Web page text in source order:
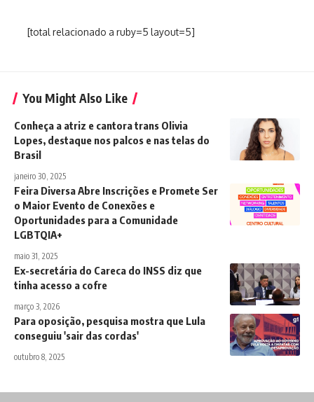
[total relacionado a ruby=5 layout=5]
You Might Also Like
Conheça a atriz e cantora trans Olivia
Lopes, destaque nos palcos e nas telas do
Brasil
janeiro 30, 2025
Feira Diversa Abre Inscrições e Promete Ser
o Maior Evento de Conexões e
Oportunidades para a Comunidade
LGBTQIA+
maio 31, 2025
Ex-secretária do Careca do INSS diz que
tinha acesso a cofre
março 3, 2026
Para oposição, pesquisa mostra que Lula
conseguiu 'sair das cordas'
outubro 8, 2025